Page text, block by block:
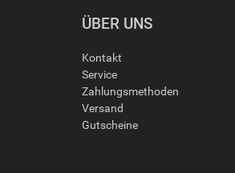
ÜBER UNS
Kontakt
Service
Zahlungsmethoden
Versand
Gutscheine